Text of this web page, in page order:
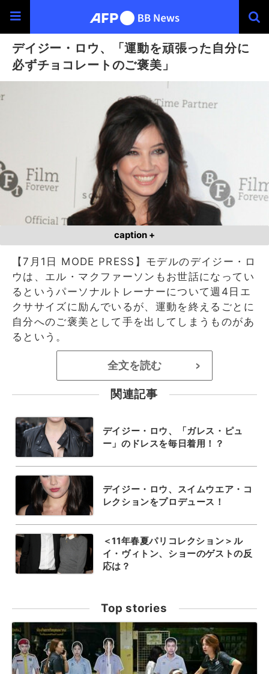
デイジー・ロウ、「運動を頑張った自分に
必ずチョコレートのご褒美」
caption +
【7月1日 MODE PRESS】モデルのデイジー・ロ
ウは、エル・マクファーソンもお世話になってい
るというパーソナルトレーナーについて週4日エ
クササイズに励んでいるが、運動を終えるごとに
自分へのご褒美として手を出してしまうものがあ
るという。
全文を読む >
関連記事
デイジー・ロウ、「ガレス・ピュ
ー」のドレスを毎日着用！？
デイジー・ロウ、スイムウエア・コ
レクションをプロデュース！
＜11年春夏パリコレクション＞ル
イ・ヴィトン、ショーのゲストの反
応は？
Top stories